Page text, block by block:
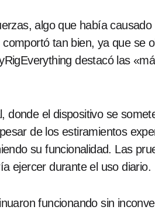
algo que había causado
tan bien, ya que se
destacó las
donde el dispositivo se
de los estiramientos
su funcionalidad. Las
ejercer durante el uso diario.
funcionando sin